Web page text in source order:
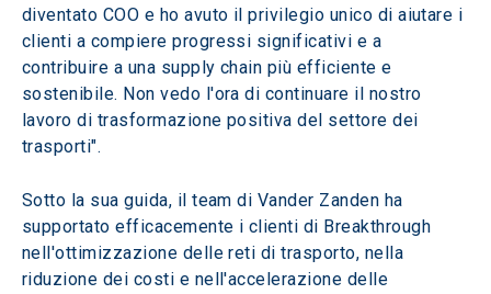
diventato COO e ho avuto il privilegio unico di aiutare i
clienti a compiere progressi significativi e a
contribuire a una supply chain più efficiente e
sostenibile. Non vedo l'ora di continuare il nostro
lavoro di trasformazione positiva del settore dei
trasporti".
Sotto la sua guida, il team di Vander Zanden ha
supportato efficacemente i clienti di Breakthrough
nell'ottimizzazione delle reti di trasporto, nella
riduzione dei costi e nell'accelerazione delle